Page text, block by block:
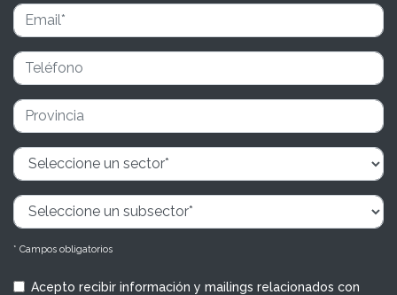
* Campos obligatorios
Acepto recibir información y mailings relacionados con